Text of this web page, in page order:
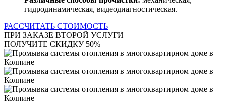
гидродинамическая, видеодиагностическая.
РАССЧИТАТЬ СТОИМОСТЬ
ПРИ ЗАКАЗЕ ВТОРОЙ УСЛУГИ
ПОЛУЧИТЕ СКИДКУ 50%